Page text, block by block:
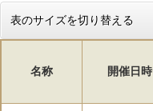
表のサイズを切り替える
名称 開催日時